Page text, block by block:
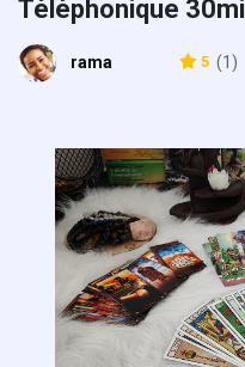
Téléphonique
rama 5 (1)